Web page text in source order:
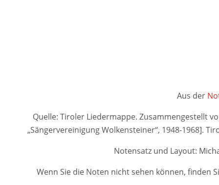
Aus der
Quelle: Tiroler Liedermappe. Zusammengestellt
„Sängervereinigung Wolkensteiner“, 1948-1968].
Notensatz und Layout:
Wenn Sie die Noten nicht sehen können, finden